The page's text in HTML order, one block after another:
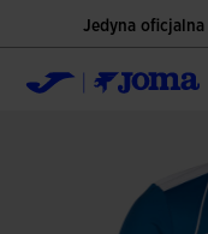
Jedyna oficjalna